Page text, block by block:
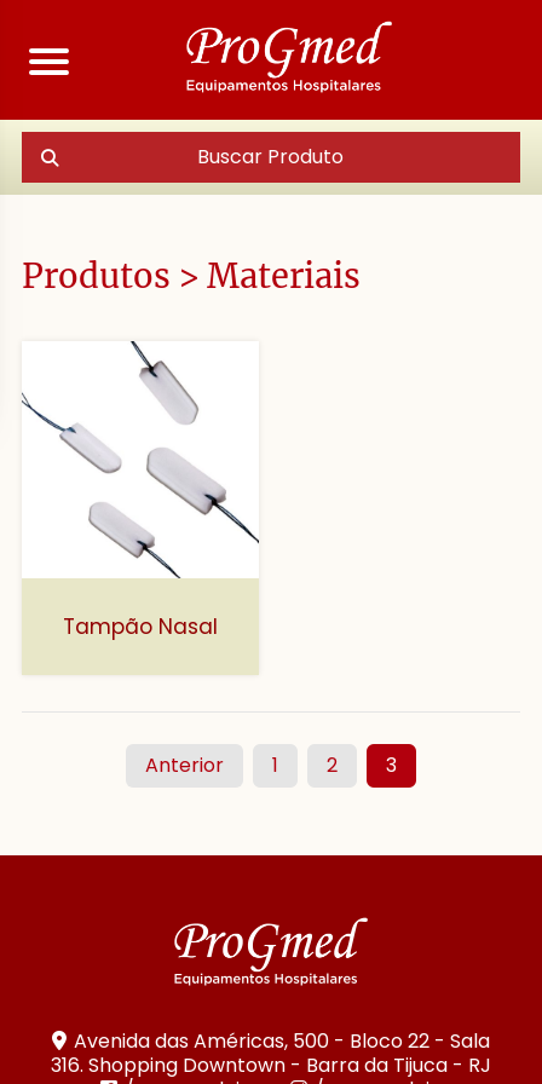
Buscar Produto
Produtos > Materiais
Tampão Nasal
Anterior 1 2 3
Avenida das Américas, 500 - Bloco 22 - Sala
316. Shopping Downtown - Barra da Tijuca - RJ